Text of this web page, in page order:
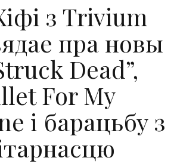
з Trivium
пра новы
Dead”,
For My
і барацьбу з